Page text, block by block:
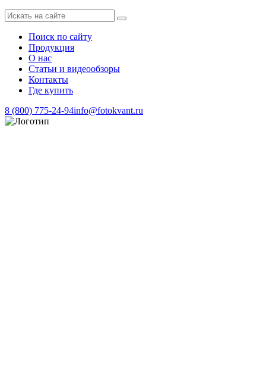
Поиск по сайту
Продукция
О нас
Статьи и видеообзоры
Контакты
Где купить
8 (800) 775-24-94info@fotokvant.ru